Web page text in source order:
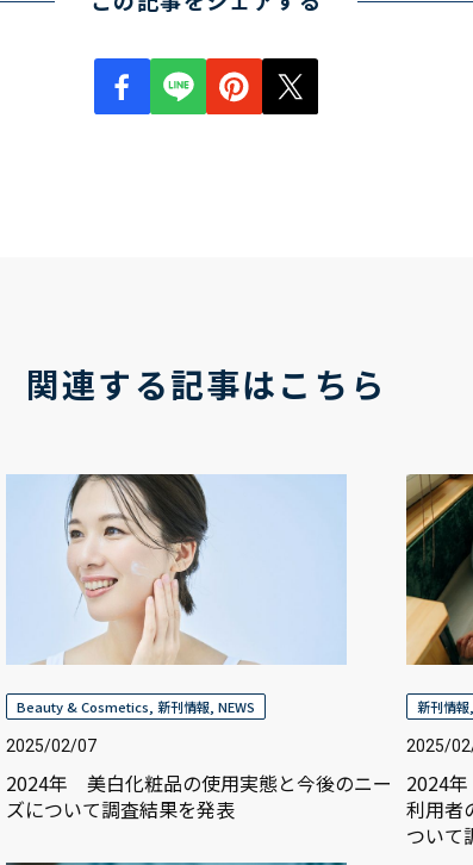
関連する記事はこちら
Beauty & Cosmetics 新刊情報 NEWS
2025/02/07
2024年 美白化粧品の使用実態と今後のニー
ズについて調査結果を発表
新刊情報
2025/
2024
利用者
ついて